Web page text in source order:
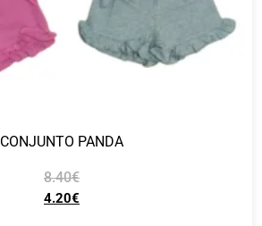
CONJUNTO PANDA
8.40€
4.20€